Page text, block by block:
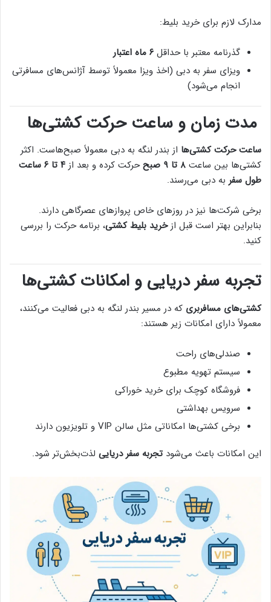
مدارک لازم برای خرید بلیط:
گذرنامه معتبر با حداقل ۶ ماه اعتبار
ویزای سفر به دبی (اخذ ویزا معمولاً توسط آژانس‌های مسافرتی
انجام می‌شود)
مدت زمان و ساعت حرکت کشتی‌ها
ساعت حرکت کشتی‌ها از بندر لنگه به دبی معمولاً صبح‌هاست. اکثر
کشتی‌ها بین ساعت ۸ تا ۹ صبح حرکت کرده و بعد از
۴ تا ۶ ساعت
طول سفر به دبی می‌رسند.
برخی شرکت‌ها نیز در روزهای خاص پروازهای عصرگاهی دارند.
بنابراین بهتر است قبل ازخرید بلیط کشتی، برنامه حرکت را بررسی
کنید.
تجربه سفر دریایی و امکانات کشتی‌ها
کشتی‌های مسافربری که در مسیر بندر لنگه به دبی فعالیت می‌کنند،
معمولاً دارای امکانات زیر هستند:
صندلی‌های راحت
سیستم تهویه مطبوع
فروشگاه کوچک برای خرید خوراکی
سرویس بهداشتی
برخی کشتی‌ها امکاناتی مثل سالن VIP و تلویزیون دارند
این امکانات باعث می‌شود تجربه سفر دریایی لذت‌بخش‌تر شود.